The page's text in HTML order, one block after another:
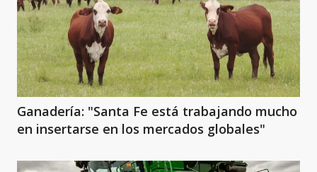
Ganadería: "Santa Fe está trabajando mucho
en insertarse en los mercados globales"